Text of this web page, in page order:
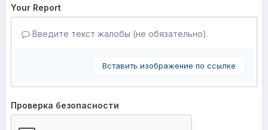
Your Report
Введите текст жалобы (не обязательно).
Вставить изображение по ссылке
Проверка безопасности